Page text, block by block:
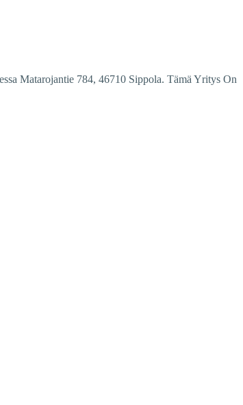
Matarojantie 784, 46710 Sippola. Tämä Yritys On